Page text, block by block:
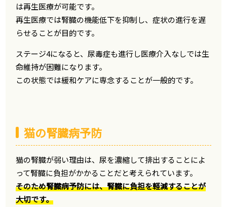
は再生医療が可能です。
再生医療では腎臓の機能低下を抑制し、症状の進行を遅
らせることが目的です。
ステージ4になると、尿毒症も進行し医療介入なしでは生
命維持が困難になります。
この状態では緩和ケアに専念することが一般的です。
猫の腎臓病予防
猫の腎臓が弱い理由は、尿を濃縮して排出することによ
って腎臓に負担がかかることだと考えられています。
そのため腎臓病予防には、腎臓に負担を軽減することが
大切です。